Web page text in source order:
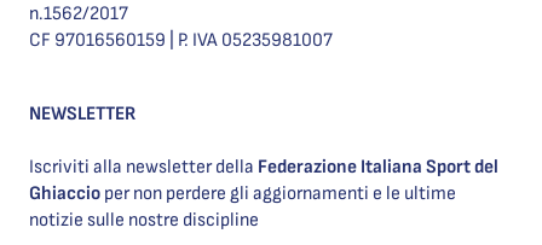
n.1562/2017
CF 97016560159 | P. IVA 05235981007
NEWSLETTER
Iscriviti alla newsletter della Federazione Italiana Sport del
Ghiaccio per non perdere gli aggiornamenti e le ultime
notizie sulle nostre discipline